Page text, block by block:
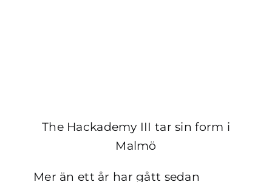
The Hackademy III tar sin form i
Malmö
Mer än ett år har gått sedan